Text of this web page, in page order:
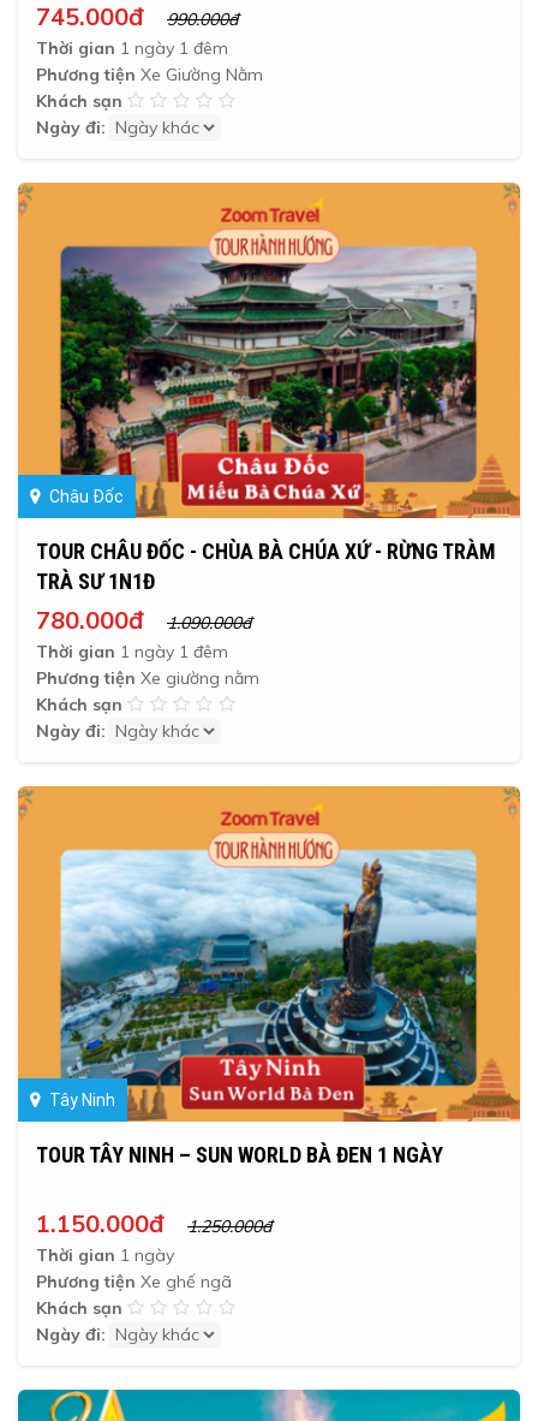
745.000đ
990.000đ
Thời gian 1 ngày 1 đêm
Phương tiện Xe Giường Nằm
Khách sạn
Ngày đi:
Châu Đốc
TOUR CHÂU ĐỐC - CHÙA BÀ CHÚA XỨ - RỪNG TRÀM
TRÀ SƯ 1N1Đ
780.000đ
1.090.000đ
Thời gian 1 ngày 1 đêm
Phương tiện Xe giường nằm
Khách sạn
Ngày đi:
Tây Ninh
TOUR TÂY NINH – SUN WORLD BÀ ĐEN 1 NGÀY
1.150.000đ
1.250.000đ
Thời gian 1 ngày
Phương tiện Xe ghế ngã
Khách sạn
Ngày đi: